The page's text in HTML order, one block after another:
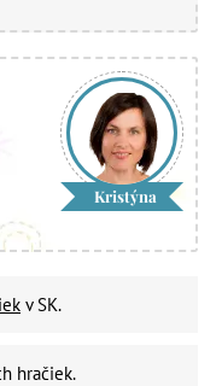
Kristýna
v SK.
hračiek.